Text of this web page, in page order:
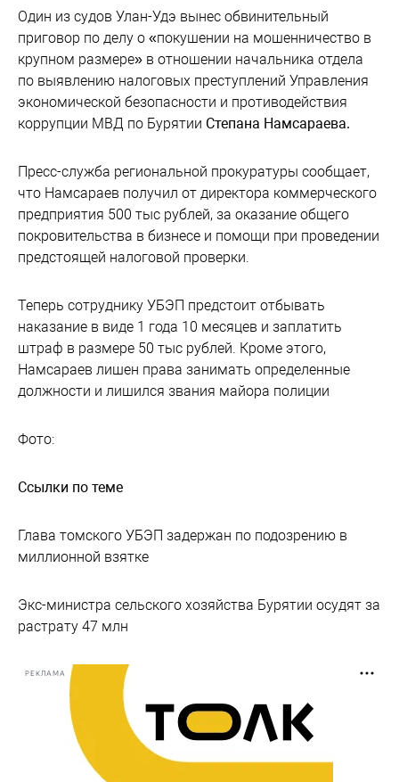
Один из судов Улан-Удэ вынес обвинительный
приговор по делу о «покушении на мошенничество в
крупном размере» в отношении начальника отдела
по выявлению налоговых преступлений Управления
экономической безопасности и противодействия
коррупции МВД по Бурятии Степана Намсараева.
Пресс-служба региональной прокуратуры сообщает,
что Намсараев получил от директора коммерческого
предприятия 500 тыс рублей, за оказание общего
покровительства в бизнесе и помощи при проведении
предстоящей налоговой проверки.
Теперь сотруднику УБЭП предстоит отбывать
наказание в виде 1 года 10 месяцев и заплатить
штраф в размере 50 тыс рублей. Кроме этого,
Намсараев лишен права занимать определенные
должности и лишился звания майора полиции
Фото:
Ссылки по теме
Глава томского УБЭП задержан по подозрению в
миллионной взятке
Экс-министра сельского хозяйства Бурятии осудят за
растрату 47 млн
РЕКЛАМА